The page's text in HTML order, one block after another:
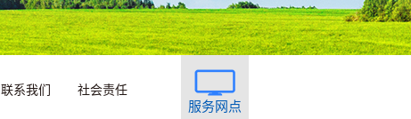
服务网点
联系我们 社会责任